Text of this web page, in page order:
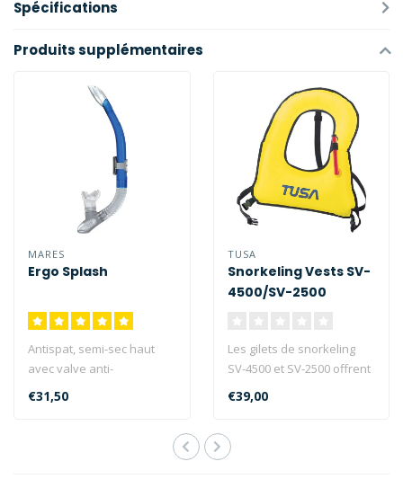
Spécifications
Produits supplémentaires
MARES
Ergo Splash
Antispat, semi-sec haut
avec valve anti-
éclaboussures. Tubas
intuitif et facile..
€31,50
TUSA
Snorkeling Vests SV-
4500/SV-2500
Les gilets de snorkeling
SV-4500 et SV-2500 offrent
juste assez de flottabilité..
€39,00